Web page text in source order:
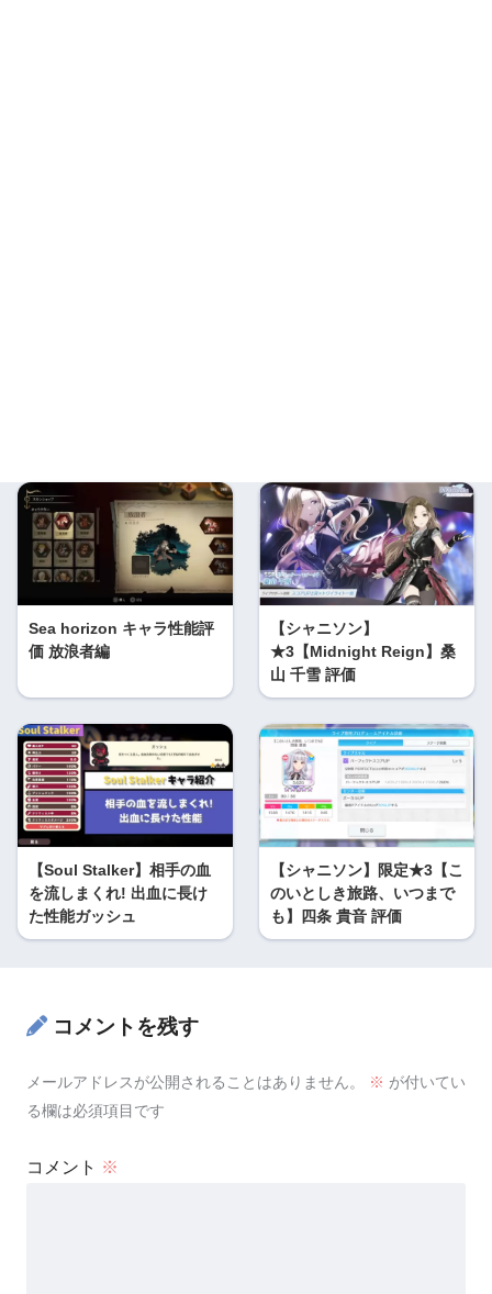
Sea horizon キャラ性能評
価 放浪者編
【シャニソン】
★3【Midnight Reign】桑
山 千雪 評価
【Soul Stalker】相手の血
を流しまくれ! 出血に長け
た性能ガッシュ
【シャニソン】限定★3【こ
のいとしき旅路、いつまで
も】四条 貴音 評価
コメントを残す
メールアドレスが公開されることはありません。 ※ が付いてい
る欄は必須項目です
コメント ※